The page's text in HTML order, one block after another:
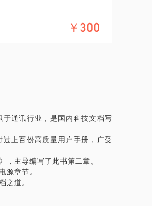
致华为公司组建了一支上
呢？显然不是，本人通过
法，简单易学，只要按照
能力。
逻辑清晰有层次，若您想
给我一个机会，我会还您
￥300
通讯行业，是国内科技文档写
上百份高质量用户手册，广受
，主导编写了此书第二章。
源章节。
之道。